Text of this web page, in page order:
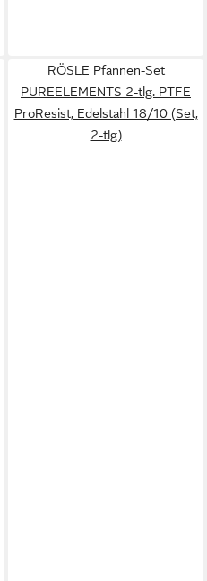
RÖSLE Pfannen-Set
PUREELEMENTS 2-tlg. PTFE
ProResist, Edelstahl 18/10 (Set,
2-tlg)